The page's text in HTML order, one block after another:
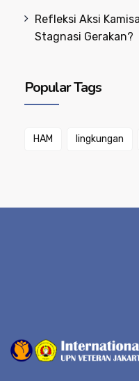
Refleksi Aksi
Stagnasi Gerakan?
Popular Tags
HAM lingkungan